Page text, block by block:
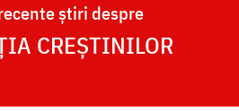
știri despre
CREȘTINILOR